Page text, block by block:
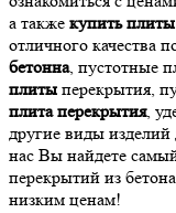
а также купить
отличного качества
бетонна, пустотные
плиты перекрытия,
плита перекрытия,
другие виды изделий
нас Вы найдете
перекрытий из
низким ценам!